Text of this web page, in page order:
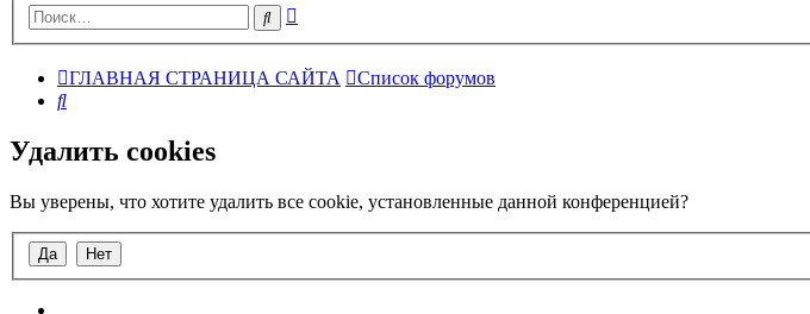
Поиск
ГЛАВНАЯ СТРАНИЦА САЙТА
Список форумов
Поиск
Удалить cookies
Вы уверены, что хотите удалить все cookie, установленные данной конференцией?